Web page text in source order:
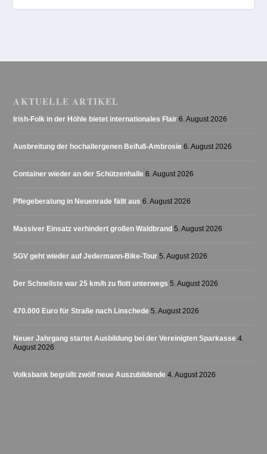
AKTUELLE ARTIKEL
Irish-Folk in der Höhle bietet internationales Flair 6. August 2026
Ausbreitung der hochallergenen Beifuß-Ambrosie 6. August 2026
Container wieder an der Schützenhalle 6. August 2026
Pflegeberatung in Neuenrade fällt aus 6. August 2026
Massiver Einsatz verhindert großen Waldbrand 5. August 2026
SGV geht wieder auf Jedermann-Bike-Tour 5. August 2026
Der Schnellste war 25 km/h zu flott unterwegs 5. August 2026
470.000 Euro für Straße nach Linschede 5. August 2026
Neuer Jahrgang startet Ausbildung bei der Vereinigten Sparkasse 4.
August 2026
Volksbank begrüßt zwölf neue Auszubildende 4. August 2026